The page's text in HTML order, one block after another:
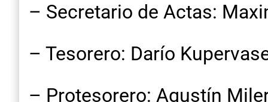
– Secretario de Actas:
– Tesorero: Darío
– Protesorero: Agustín